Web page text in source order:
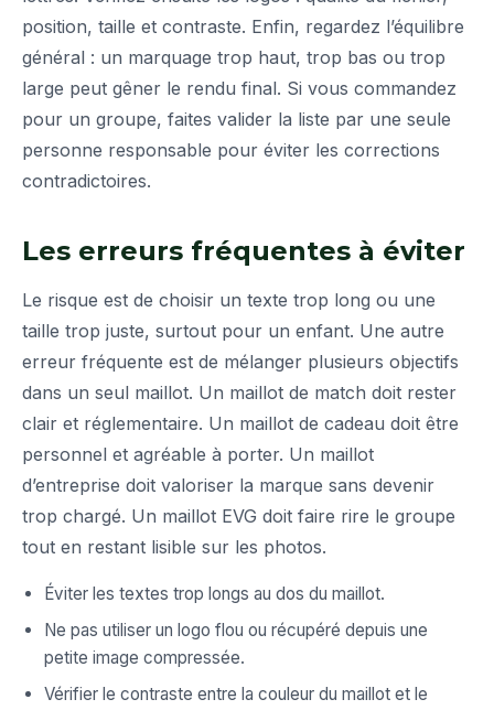
position, taille et contraste. Enfin, regardez l’équilibre
général : un marquage trop haut, trop bas ou trop
large peut gêner le rendu final. Si vous commandez
pour un groupe, faites valider la liste par une seule
personne responsable pour éviter les corrections
contradictoires.
Les erreurs fréquentes à éviter
Le risque est de choisir un texte trop long ou une
taille trop juste, surtout pour un enfant. Une autre
erreur fréquente est de mélanger plusieurs objectifs
dans un seul maillot. Un maillot de match doit rester
clair et réglementaire. Un maillot de cadeau doit être
personnel et agréable à porter. Un maillot
d’entreprise doit valoriser la marque sans devenir
trop chargé. Un maillot EVG doit faire rire le groupe
tout en restant lisible sur les photos.
Éviter les textes trop longs au dos du maillot.
Ne pas utiliser un logo flou ou récupéré depuis une
petite image compressée.
Vérifier le contraste entre la couleur du maillot et le